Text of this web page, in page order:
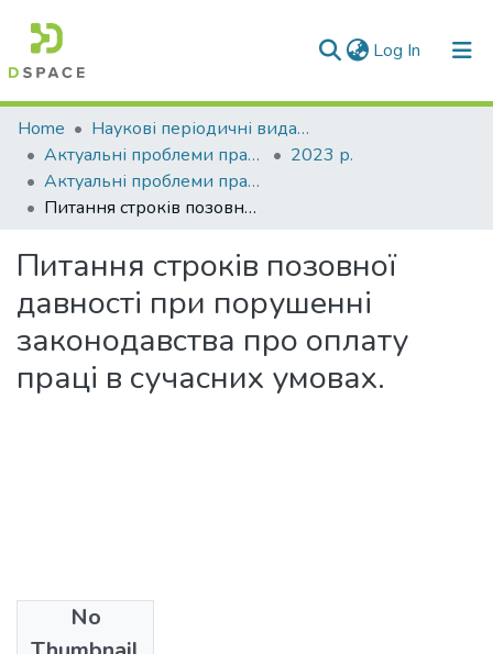
Log In (current)
Communities & Collections
All of DSpace
Statistics
Home
Наукові періодичні видання СНУ ім. В. Даля
Актуальні проблеми права: теорія і практика
2023 р.
Актуальні проблеми права: теорія і практика № 1 (45) (2023)
Питання строків позовної давності при порушенні законодавства про оплату праці в сучасних умовах.
Питання строків позовної
давності при порушенні
законодавства про оплату
праці в сучасних умовах.
No